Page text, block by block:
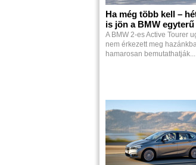
Ha még több kell –
is jön a BMW egyterű
A BMW 2-es Active Tourer
nem érkezett meg
hamarosan bemutathatják...